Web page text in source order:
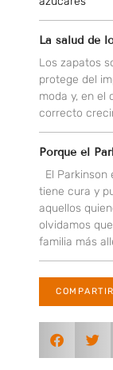
La salud de
Los zapatos
protege del
moda y, en el
correcto
Porque el
El
tiene cura y
aquellos
olvidamos
familia más
COMPARTIR